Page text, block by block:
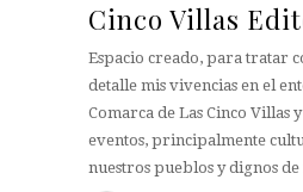
Cinco Villas
Espacio creado, para tratar
detalle mis vivencias en el
Comarca de Las Cinco Villas
eventos, principalmente
nuestros pueblos y dignos